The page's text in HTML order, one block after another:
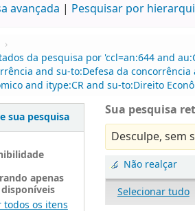
avançada Pesquisar por
›
da pesquisa por 'ccl=an:644 and
and su-to:Defesa da
and itype:CR and su-to:Direito
sua pesquisa
apenas
todos os itens
Sua pesquisa
Desculpe, sem
Não realçar
Selecionar tudo